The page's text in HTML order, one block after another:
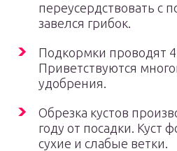
переусердствовать с
завелся грибок.
Подкормки проводят 4
Приветствуются
удобрения.
Обрезка кустов
году от посадки. Куст
сухие и слабые ветки.